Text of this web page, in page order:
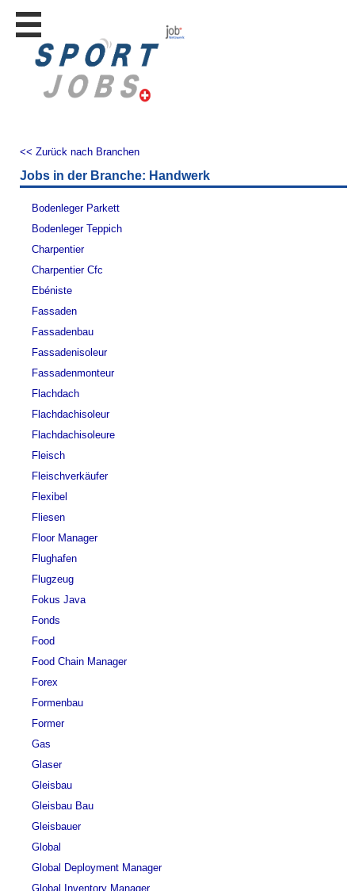
Stellen
finden
inserieren
Personalberatungen
Tipp's
WERBUNG
JOB-
Lehrstellen
finden
Lehrstellen
gratis
inserieren
<< Zurück nach Branchen
Jobs in der Branche: Handwerk
Bodenleger Parkett
Bodenleger Teppich
Charpentier
Charpentier Cfc
Ebéniste
Fassaden
Fassadenbau
Fassadenisoleur
Fassadenmonteur
Flachdach
Flachdachisoleur
Flachdachisoleure
Fleisch
Fleischverkäufer
Flexibel
Fliesen
Floor Manager
Flughafen
Flugzeug
Fokus Java
Fonds
Food
Food Chain Manager
Forex
Formenbau
Former
Gas
Glaser
Gleisbau
Gleisbau Bau
Gleisbauer
Global
Global Deployment Manager
Global Inventory Manager